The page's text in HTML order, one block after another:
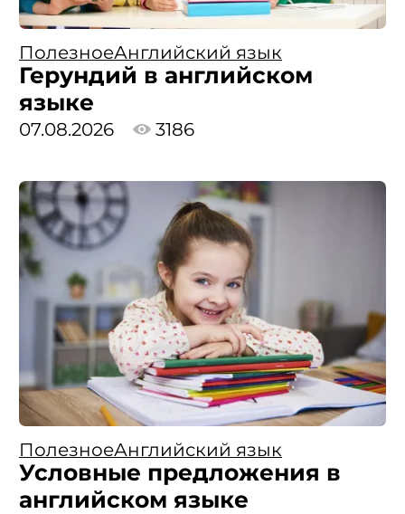
ПолезноеАнглийский язык
Герундий в английском
языке
07.08.2026 3186
ПолезноеАнглийский язык
Условные предложения в
английском языке